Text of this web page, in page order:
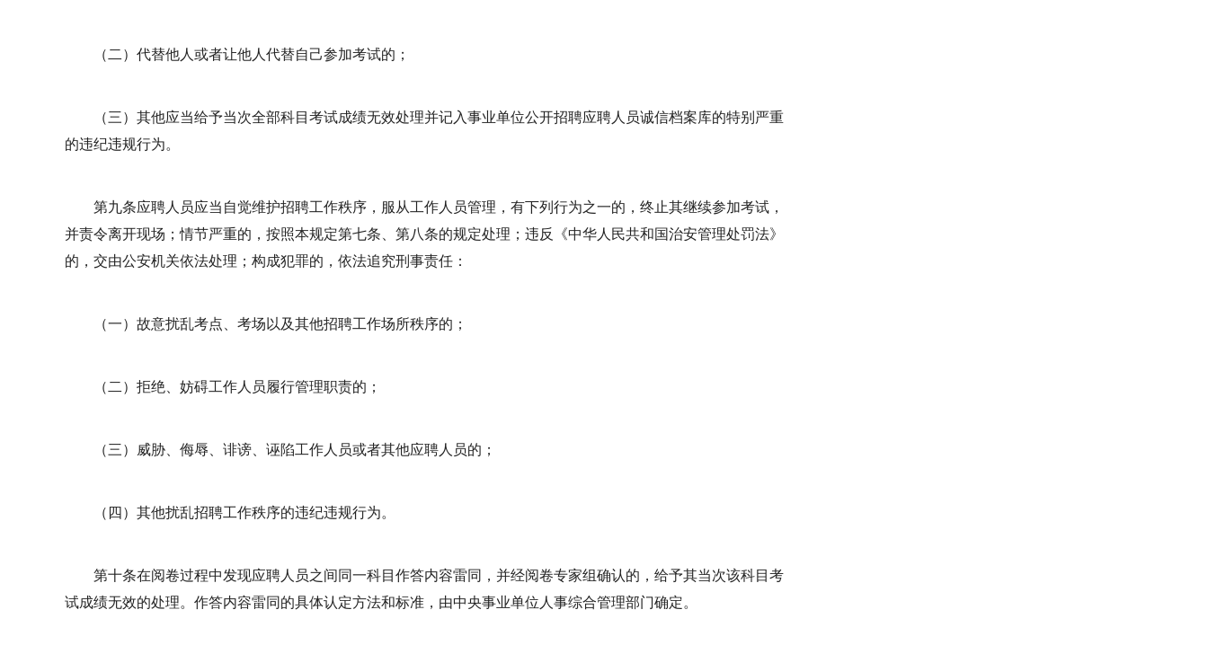
（二）代替他人或者让他人代替自己参加考试的；
（三）其他应当给予当次全部科目考试成绩无效处理并记入事业单位公开招聘应聘人员诚信档案库的特别严重
的违纪违规行为。
第九条应聘人员应当自觉维护招聘工作秩序，服从工作人员管理，有下列行为之一的，终止其继续参加考试，
并责令离开现场；情节严重的，按照本规定第七条、第八条的规定处理；违反《中华人民共和国治安管理处罚法》
的，交由公安机关依法处理；构成犯罪的，依法追究刑事责任：
（一）故意扰乱考点、考场以及其他招聘工作场所秩序的；
（二）拒绝、妨碍工作人员履行管理职责的；
（三）威胁、侮辱、诽谤、诬陷工作人员或者其他应聘人员的；
（四）其他扰乱招聘工作秩序的违纪违规行为。
第十条在阅卷过程中发现应聘人员之间同一科目作答内容雷同，并经阅卷专家组确认的，给予其当次该科目考
试成绩无效的处理。作答内容雷同的具体认定方法和标准，由中央事业单位人事综合管理部门确定。